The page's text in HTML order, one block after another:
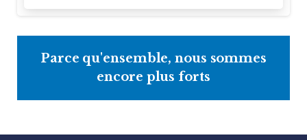
Parce qu'ensemble, nous sommes
encore plus forts